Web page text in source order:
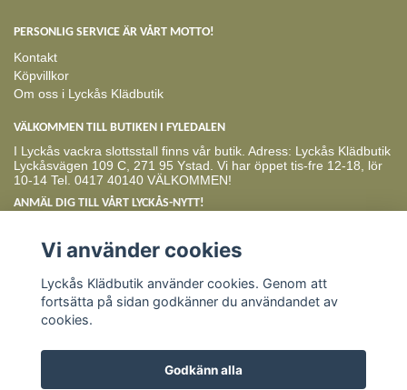
PERSONLIG SERVICE ÄR VÅRT MOTTO!
Kontakt
Köpvillkor
Om oss i Lyckås Klädbutik
VÄLKOMMEN TILL BUTIKEN I FYLEDALEN
I Lyckås vackra slottsstall finns vår butik. Adress: Lyckås Klädbutik
Lyckåsvägen 109 C, 271 95 Ystad. Vi har öppet tis-fre 12-18, lör
10-14 Tel. 0417 40140 VÄLKOMMEN!
ANMÄL DIG TILL VÅRT LYCKÅS-NYTT!
Vi använder cookies
Lyckås Klädbutik använder cookies. Genom att
fortsätta på sidan godkänner du användandet av
cookies.
Godkänn alla